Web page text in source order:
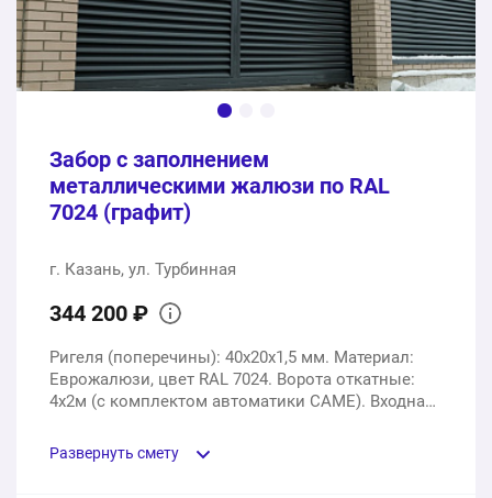
Забор с заполнением
металлическими жалюзи по RAL
7024 (графит)
г. Казань, ул. Турбинная
344 200 ₽
Ригеля (поперечины): 40х20х1,5 мм. Материал:
Еврожалюзи, цвет RAL 7024. Ворота откатные:
4х2м (с комплектом автоматики CAME). Входная
Развернуть смету